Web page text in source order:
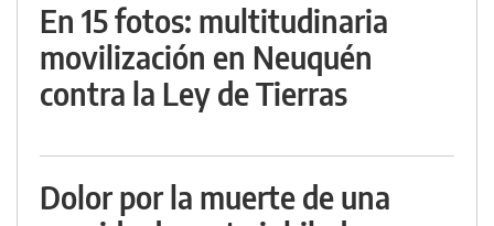
En 15 fotos: multitudinaria
movilización en Neuquén
contra la Ley de Tierras
Dolor por la muerte de una